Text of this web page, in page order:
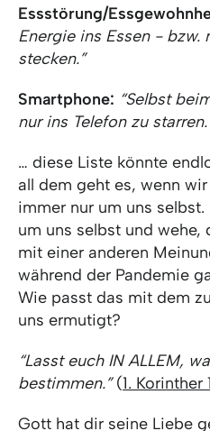
Essstörung/
Energie ins Essen - bzw.
stecken.”
Smartphone: “Selbst
nur ins Telefon zu
… diese Liste könnte
all dem geht es, wenn
immer nur um uns
um uns selbst und wehe,
mit einer anderen
während der Pandemie
Wie passt das mit dem
uns ermutigt?
“Lasst euch IN ALLEM,
bestimmen.”(1. Korinther
Gott hat dir seine Liebe